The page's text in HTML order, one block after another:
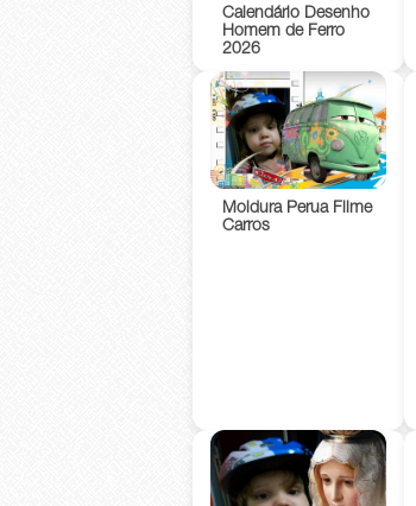
Calendário Desenho
Homem de Ferro
2026
Moldura Perua Filme
Carros